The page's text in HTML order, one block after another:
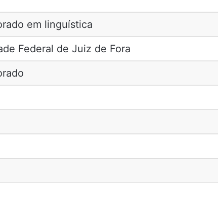
em linguística
Federal de Juiz de Fora